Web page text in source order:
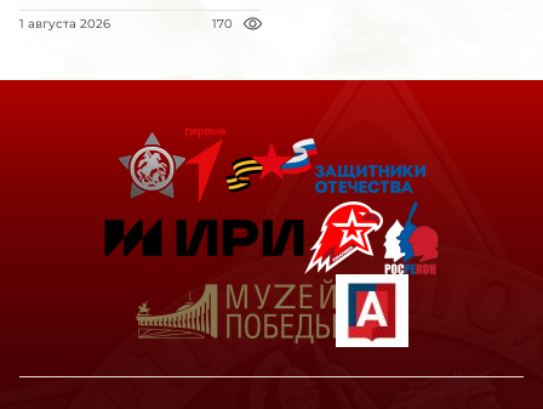
1 августа 2026 170